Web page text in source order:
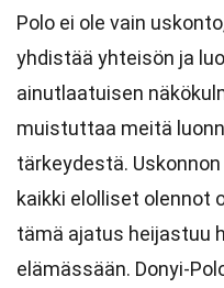
Polo ei ole vain
yhdistää yhteisön ja
ainutlaatuisen
muistuttaa meitä
tärkeydestä.
kaikki elolliset olennot
tämä ajatus heijastuu
elämässään. Donyi-